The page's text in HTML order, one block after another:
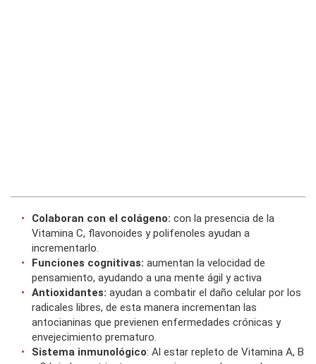
Colaboran con el colágeno: con la presencia de la
Vitamina C, flavonoides y polifenoles ayudan a
incrementarlo.
Funciones cognitivas: aumentan la velocidad de
pensamiento, ayudando a una mente ágil y activa
Antioxidantes: ayudan a combatir el daño celular por los
radicales libres, de esta manera incrementan las
antocianinas que previenen enfermedades crónicas y
envejecimiento prematuro.
Sistema inmunológico: Al estar repleto de Vitamina A, B